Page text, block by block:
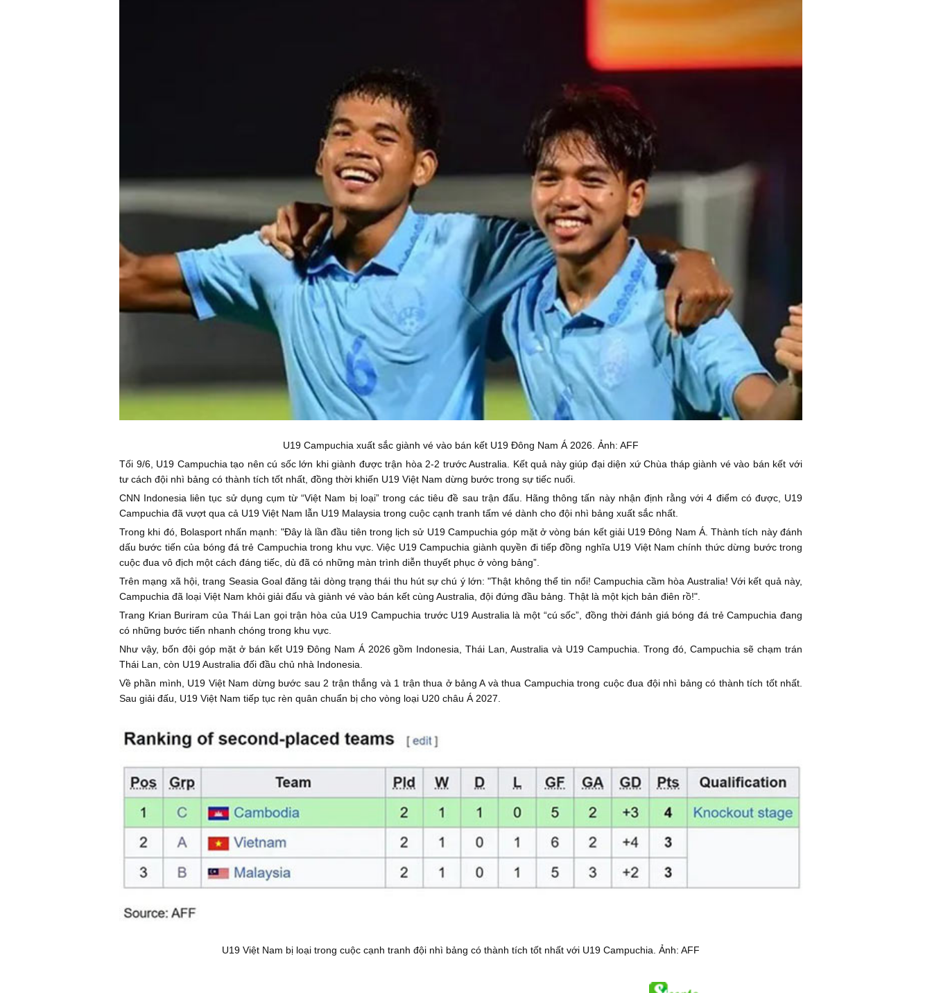
U19 Campuchia xuất sắc giành vé vào bán kết U19 Đông Nam Á 2026. Ảnh: AFF
Tối 9/6, U19 Campuchia tạo nên cú sốc lớn khi giành được trận hòa 2-2 trước Australia. Kết quả này giúp đại diện xứ Chùa tháp giành vé vào bán kết với
tư cách đội nhì bảng có thành tích tốt nhất, đồng thời khiến U19 Việt Nam dừng bước trong sự tiếc nuối.
CNN Indonesia liên tục sử dụng cụm từ “Việt Nam bị loại” trong các tiêu đề sau trận đấu. Hãng thông tấn này nhận định rằng với 4 điểm có được, U19
Campuchia đã vượt qua cả U19 Việt Nam lẫn U19 Malaysia trong cuộc cạnh tranh tấm vé dành cho đội nhì bảng xuất sắc nhất.
Trong khi đó, Bolasport nhấn mạnh: "Đây là lần đầu tiên trong lịch sử U19 Campuchia góp mặt ở vòng bán kết giải U19 Đông Nam Á. Thành tích này đánh
dấu bước tiến của bóng đá trẻ Campuchia trong khu vực. Việc U19 Campuchia giành quyền đi tiếp đồng nghĩa U19 Việt Nam chính thức dừng bước trong
cuộc đua vô địch một cách đáng tiếc, dù đã có những màn trình diễn thuyết phục ở vòng bảng”.
Trên mạng xã hội, trang Seasia Goal đăng tải dòng trạng thái thu hút sự chú ý lớn: "Thật không thể tin nổi! Campuchia cầm hòa Australia! Với kết quả này,
Campuchia đã loại Việt Nam khỏi giải đấu và giành vé vào bán kết cùng Australia, đội đứng đầu bảng. Thật là một kịch bản điên rồ!".
Trang Krian Buriram của Thái Lan gọi trận hòa của U19 Campuchia trước U19 Australia là một “cú sốc”, đồng thời đánh giá bóng đá trẻ Campuchia đang
có những bước tiến nhanh chóng trong khu vực.
Như vậy, bốn đội góp mặt ở bán kết U19 Đông Nam Á 2026 gồm Indonesia, Thái Lan, Australia và U19 Campuchia. Trong đó, Campuchia sẽ chạm trán
Thái Lan, còn U19 Australia đối đầu chủ nhà Indonesia.
Về phần mình, U19 Việt Nam dừng bước sau 2 trận thắng và 1 trận thua ở bảng A và thua Campuchia trong cuộc đua đội nhì bảng có thành tích tốt nhất.
Sau giải đấu, U19 Việt Nam tiếp tục rèn quân chuẩn bị cho vòng loại U20 châu Á 2027.
U19 Việt Nam bị loại trong cuộc cạnh tranh đội nhì bảng có thành tích tốt nhất với U19 Campuchia. Ảnh: AFF